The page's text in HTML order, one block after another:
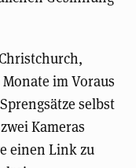
im Voraus
selbst
Kameras
einen Link zu